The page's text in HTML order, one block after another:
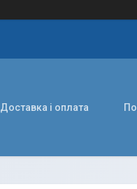
Доставка і оплата